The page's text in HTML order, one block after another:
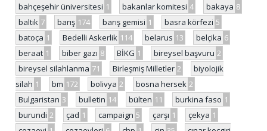
bahçeşehir üniversitesi 1 bakanlar komitesi 4 bakaya 8
baltık 7 barış 174 barış gemisi 1 basra körfezi 5
batoça 1 Bedelli Askerlik 114 belarus 13 belçika 6
beraat 1 biber gazı 8 BİKG 1 bireysel başvuru 2
bireysel silahlanma 71 Birleşmiş Milletler 2
biyolojik
silah 1 bm 172 bolivya 2 bosna hersek 2
Bulgaristan 3 bulletin 14 bülten 11 burkina faso 1
burundi 2 çad 1 campaign 5 çarşı 1 çekya 1